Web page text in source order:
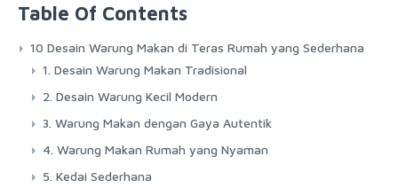
Table Of Contents
10 Desain Warung Makan di Teras Rumah yang Sederhana
1. Desain Warung Makan Tradisional
2. Desain Warung Kecil Modern
3. Warung Makan dengan Gaya Autentik
4. Warung Makan Rumah yang Nyaman
5. Kedai Sederhana